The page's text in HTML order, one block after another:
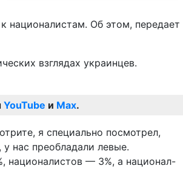
националистам. Об этом, передает
взглядах украинцев.
YouTube и Max.
я специально посмотрел,
нас преобладали левые.
националистов — 3%, а национал-